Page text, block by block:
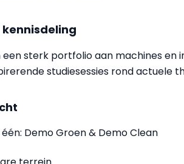
sterk portfolio aan machines en
studiesessies rond actuele
Demo Groen & Demo Clean